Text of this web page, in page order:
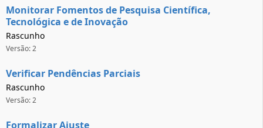
Monitorar Fomentos de Pesquisa Científica,
Tecnológica e de Inovação
Rascunho
Versão: 2
Verificar Pendências Parciais
Rascunho
Versão: 2
Formalizar Ajuste